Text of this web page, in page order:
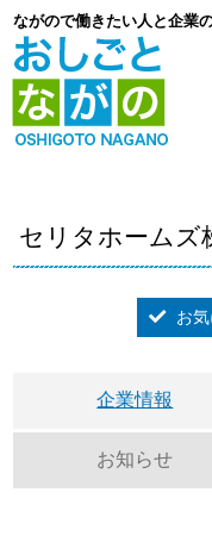
ながので働きたい人と企業
セリタホームズ
お
企業情報
お知らせ